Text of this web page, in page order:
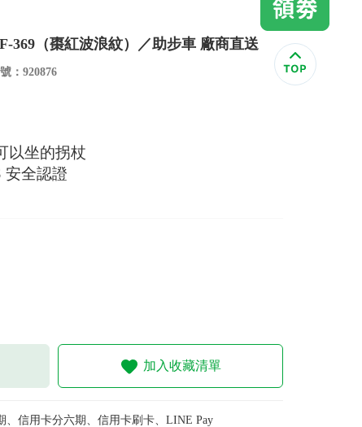
369（棗紅波浪紋）／助步車 廠商直送
：920876
以坐的拐杖
安全認證
加入收藏清單
、信用卡分六期、信用卡刷卡、LINE Pay